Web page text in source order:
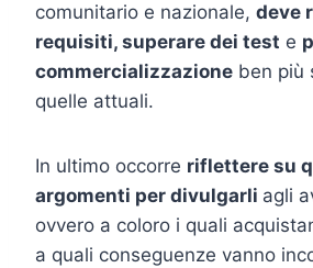
comunitario e nazionale, deve
requisiti, superare dei test e
commercializzazione ben più
quelle attuali.
In ultimo occorre riflettere su
argomenti per divulgarli agli
ovvero a coloro i quali
a quali conseguenze vanno